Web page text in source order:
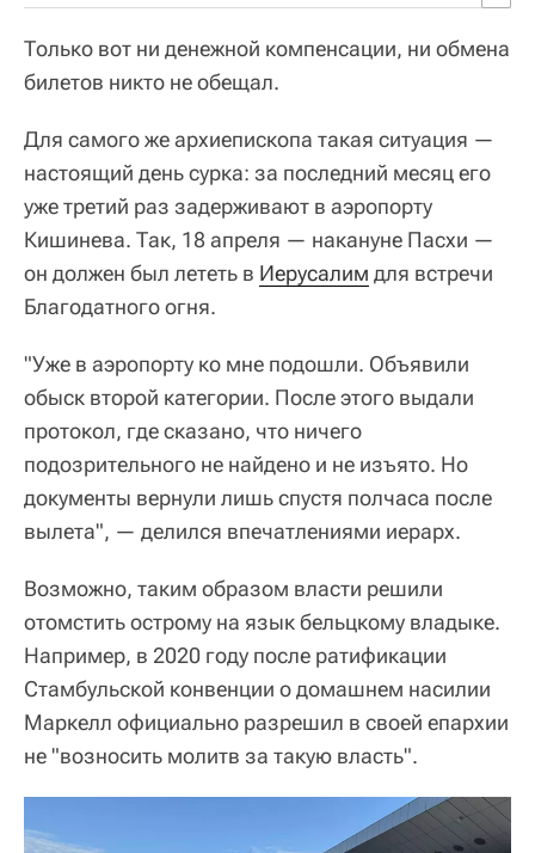
Только вот ни денежной компенсации, ни обмена
билетов никто не обещал.
Для самого же архиепископа такая ситуация —
настоящий день сурка: за последний месяц его
уже третий раз задерживают в аэропорту
Кишинева. Так, 18 апреля — накануне Пасхи —
он должен был лететь в Иерусалим для встречи
Благодатного огня.
"Уже в аэропорту ко мне подошли. Объявили
обыск второй категории. После этого выдали
протокол, где сказано, что ничего
подозрительного не найдено и не изъято. Но
документы вернули лишь спустя полчаса после
вылета", — делился впечатлениями иерарх.
Возможно, таким образом власти решили
отомстить острому на язык бельцкому владыке.
Например, в 2020 году после ратификации
Стамбульской конвенции о домашнем насилии
Маркелл официально разрешил в своей епархии
не "возносить молитв за такую власть".